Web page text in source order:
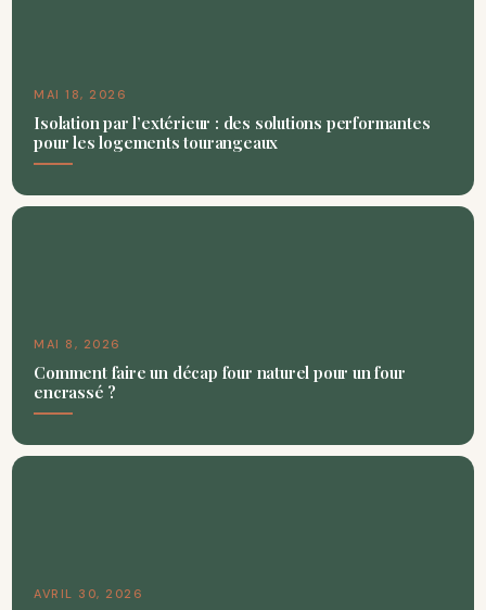
MAI 18, 2026
Isolation par l’extérieur : des solutions performantes
pour les logements tourangeaux
MAI 8, 2026
Comment faire un décap four naturel pour un four
encrassé ?
AVRIL 30, 2026